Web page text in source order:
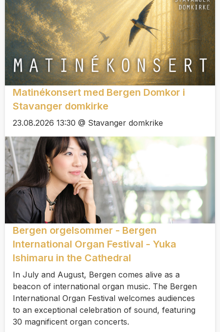
Matinékonsert med Bergen Domkor i
Stavanger domkirke
23.08.2026 13:30 @ Stavanger domkrike
Bergen orgelsommer - Bergen
International Organ Festival - Yuka
Ishimaru in the Cathedral
In July and August, Bergen comes alive as a
beacon of international organ music. The Bergen
International Organ Festival welcomes audiences
to an exceptional celebration of sound, featuring
30 magnificent organ concerts.